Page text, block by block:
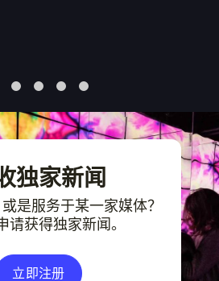
独家新闻
是服务于某一家媒体？
请获得独家新闻。
立即注册